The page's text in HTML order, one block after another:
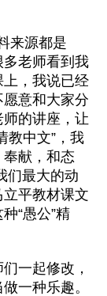
来源都是
老师看到我
，我说已经
意和大家分
的讲座，让
教中文”，我
献，和态
们最大的动
平教材课文
“愚公”精
一起修改，
一种乐趣。